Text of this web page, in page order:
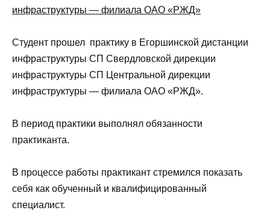
инфраструктуры — филиала ОАО «РЖД»
Студент прошел практику в Егоршинской дистанции
инфраструктуры СП Свердловской дирекции
инфраструктуры СП Центральной дирекции
инфраструктуры — филиала ОАО «РЖД».
В период практики выполнял обязанности
практиканта.
В процессе работы практикант стремился показать
себя как обученный и квалифицированный
специалист.